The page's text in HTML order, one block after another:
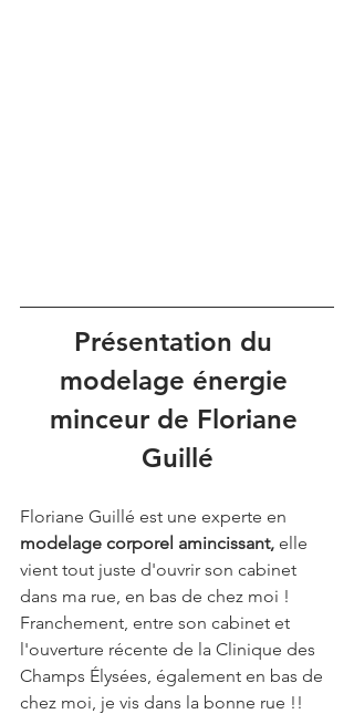
Présentation du
modelage énergie
minceur de Floriane
Guillé
Floriane Guillé est une experte en
modelage corporel amincissant, elle
vient tout juste d'ouvrir son cabinet
dans ma rue, en bas de chez moi !
Franchement, entre son cabinet et
l'ouverture récente de la Clinique des
Champs Élysées, également en bas de
chez moi, je vis dans la bonne rue !!